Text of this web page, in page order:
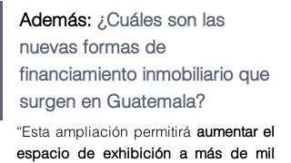
Además: ¿Cuáles son las
nuevas formas de
financiamiento inmobiliario que
surgen en Guatemala?
“Esta ampliación permitirá aumentar el
espacio de exhibición a más de mil